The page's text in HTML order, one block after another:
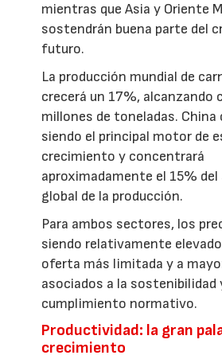
mientras que Asia y Oriente
sostendrán buena parte del
futuro.
La producción mundial de
crecerá un 17%, alcanzando
millones de toneladas.
siendo el principal motor de
crecimiento y concentrará
aproximadamente el 15%
global de la producción.
Para ambos sectores, los
siendo relativamente
oferta más limitada y a
asociados a la sostenibilidad
cumplimiento normativo.
Productividad: la gran
crecimiento